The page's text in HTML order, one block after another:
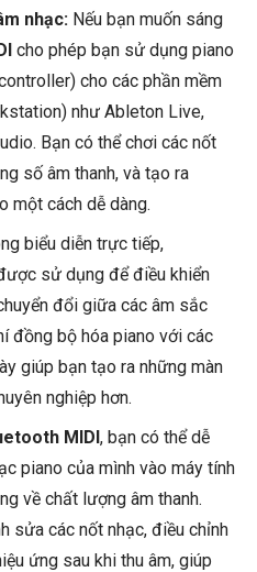
nhạc: Nếu bạn muốn sáng
cho phép bạn sử dụng piano
cho các phần mềm
như Ableton Live,
Bạn có thể chơi các nốt
số âm thanh, và tạo ra
một cách dễ dàng.
biểu diễn trực tiếp,
sử dụng để điều khiển
đổi giữa các âm sắc
đồng bộ hóa piano với các
giúp bạn tạo ra những màn
nghiệp hơn.
MIDI, bạn có thể dễ
piano của mình vào máy tính
về chất lượng âm thanh.
sửa các nốt nhạc, điều chỉnh
ứng sau khi thu âm, giúp